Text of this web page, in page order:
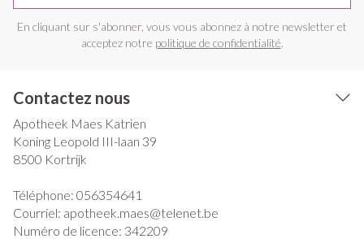
En cliquant sur s'abonner, vous vous abonnez à notre newsletter et
acceptez notre politique de confidentialité.
Contactez nous
Apotheek Maes Katrien
Koning Leopold III-laan 39
8500 Kortrijk
Téléphone: 056354641
Courriel: apotheek.maes@telenet.be
Numéro de licence: 342209